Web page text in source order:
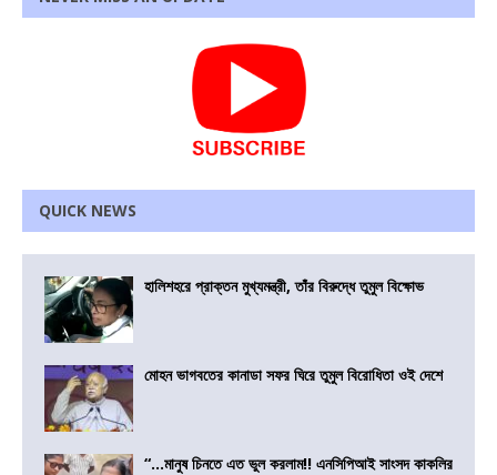
QUICK NEWS
হালিশহরে প্রাক্তন মুখ্যমন্ত্রী, তাঁর বিরুদ্ধে তুমুল বিক্ষোভ
মোহন ভাগবতের কানাডা সফর ঘিরে তুমুল বিরোধিতা ওই দেশে
“…মানুষ চিনতে এত ভুল করলাম!! এনসিপিআই সাংসদ কাকলির